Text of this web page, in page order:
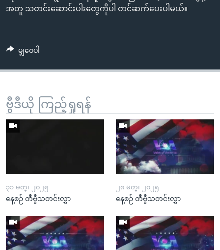
အတူ သတင်းဆောင်းပါးတွေကိုပါ တင်ဆက်ပေးပါမယ်။
မျှဝေပါ
ဗွီဒီယို ကြည့်ရှုရန်
၃၁ မတ္၊ ၂၀၂၅
နေ့စဉ် တီဗွီသတင်းလွှာ
၂၈ မတ္၊ ၂၀၂၅
နေ့စဉ် တီဗွီသတင်းလွှာ